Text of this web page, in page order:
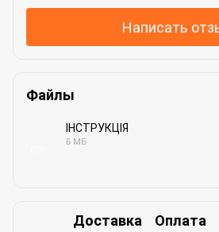
Написать
Файлы
ІНСТРУКЦІЯ
6 МБ
Доставка Оплата